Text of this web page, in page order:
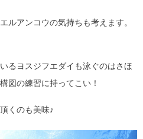
ルアンコウの気持ちも考えます。
るヨスジフエダイも泳ぐのはさほ
図の練習に持ってこい！
くのも美味♪